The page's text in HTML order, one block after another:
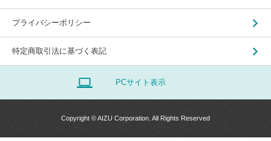
プライバシーポリシー
特定商取引法に基づく表記
PCサイト表示
Copyright © AIZU Corporation. All Rights Reserved